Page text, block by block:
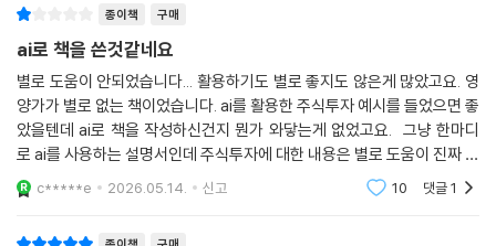
잠깐만요 ? 펀드와 주식, 뭐가 다른가요?
잠깐만요 ? 주식 뉴스에서 자주 나오는 ‘따상’은 뭔가요?
2. 자는 동안에 돈이 들어온다? 제미나이가 찾아낸 배당주 황금알
3. 이건 따따블! 공모주로 보너스 수익 챙기기
4. 주식은 불안하고 예금은 심심해? 꼬박꼬박 이자 받는 채권 투자
잠깐만요 ? 금리와 채권은 왜 시소처럼 움직일까요?
6. 이름만 선물일 뿐 실체는 독약! 선물 거래를 절대 하면 안 되는 이유
를 기반으로 보다 입체적인 투자 판단을 내리는 방법을 구체적인 사례와
함께 설명한다. 직감과 감정에 의존하던 투자 방식을 데이터 중심의 의사
결정 구조로 전환하는 핵심적인 변화다.
워런 버핏과 피터 린치를 스승 삼아
시장의 비공개 고급 자료를 찾아라!
내 투자철학을 완성하는 AI 리서치
투자 공부가 어려운 진짜 이유는 스승이 없기 때문이다. 시장을 이긴 투자
종이책 구매
ai로 책을 쓴것같네요
별로 도움이 안되었습니다... 활용하기도 별로 좋지도 않은게 많았고요. 영
양가가 별로 없는 책이었습니다. ai를 활용한 주식투자 예시를 들었으면 좋
았을텐데 ai로 책을 작성하신건지 뭔가 와닿는게 없었고요. 그냥 한마디
로 ai를 사용하는 설명서인데 주식투자에 대한 내용은 별로 도움이 진짜 안
되었고 ai를 사용하는방법이 나와있는데 이건 그냥 인터넷에 ai사용법이
라고 검색하시면
c*****e 2026.05.14. 신고 10 댓글1